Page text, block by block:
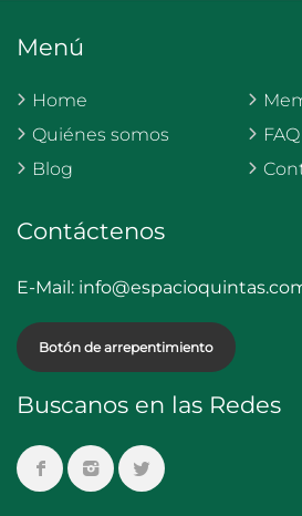
Menú
Home
Quiénes somos
Blog
FAQ
Contáctenos
E-Mail:
Botón de arrepentimiento
Buscanos en las Redes